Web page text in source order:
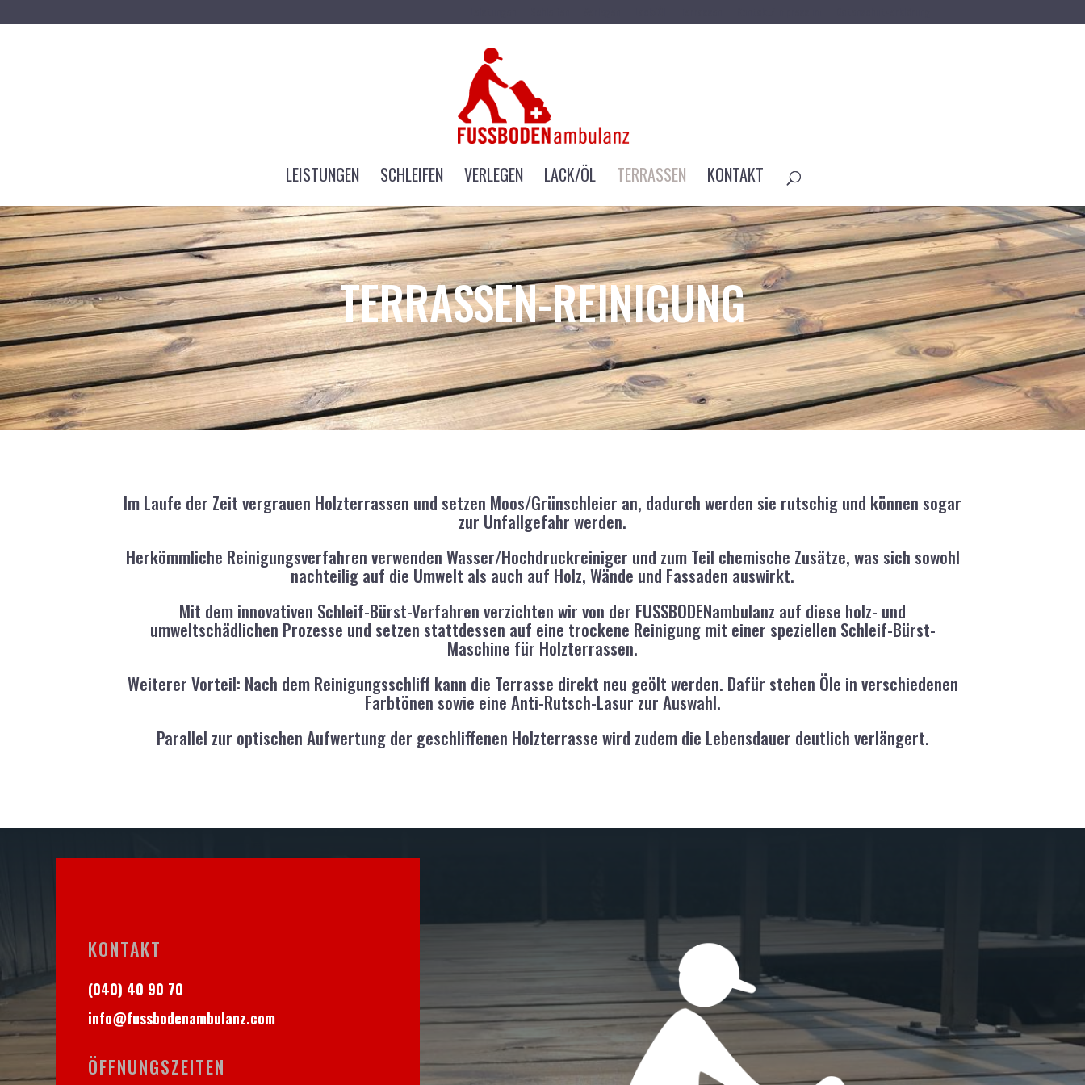
LEISTUNGEN SCHLEIFEN VERLEGEN LACK/ÖL TERRASSEN KONTAKT
TERRASSEN-REINIGUNG
Im Laufe der Zeit vergrauen Holzterrassen und setzen Moos/Grünschleier an, dadurch werden sie rutschig und können sogar
zur Unfallgefahr werden.
Herkömmliche Reinigungsverfahren verwenden Wasser/Hochdruckreiniger und zum Teil chemische Zusätze, was sich sowohl
nachteilig auf die Umwelt als auch auf Holz, Wände und Fassaden auswirkt.
Mit dem innovativen Schleif-Bürst-Verfahren verzichten wir von der FUSSBODENambulanz auf diese holz- und
umweltschädlichen Prozesse und setzen stattdessen auf eine trockene Reinigung mit einer speziellen Schleif-Bürst-
Maschine für Holzterrassen.
Weiterer Vorteil: Nach dem Reinigungsschliff kann die Terrasse direkt neu geölt werden. Dafür stehen Öle in verschiedenen
Farbtönen sowie eine Anti-Rutsch-Lasur zur Auswahl.
Parallel zur optischen Aufwertung der geschliffenen Holzterrasse wird zudem die Lebensdauer deutlich verlängert.
KONTAKT
(040) 40 90 70
info@fussbodenambulanz.com
ÖFFNUNGSZEITEN